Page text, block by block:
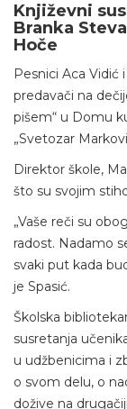
Književni
Branka
Hoče
Pesnici Aca Vidić
predavači na
pišem“ u Domu
„Svetozar
Direktor škole,
što su svojim
„Vaše reči su
radost. Nadamo
svaki put kada
je Spasić.
Školska
susretanja
u udžbenicima i
o svom delu, o
dožive na